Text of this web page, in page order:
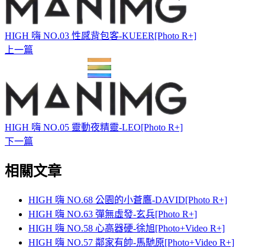
HIGH 嗨 NO.03 性感背包客-KUEER[Photo R+]
上一篇
HIGH 嗨 NO.05 靈動夜精靈-LEO[Photo R+]
下一篇
相關文章
HIGH 嗨 NO.68 公園的小蒼鷹-DAVID[Photo R+]
HIGH 嗨 NO.63 彈無虛發-玄兵[Photo R+]
HIGH 嗨 NO.58 心高器硬-徐旭[Photo+Video R+]
HIGH 嗨 NO.57 鄰家有帥-馬馳原[Photo+Video R+]